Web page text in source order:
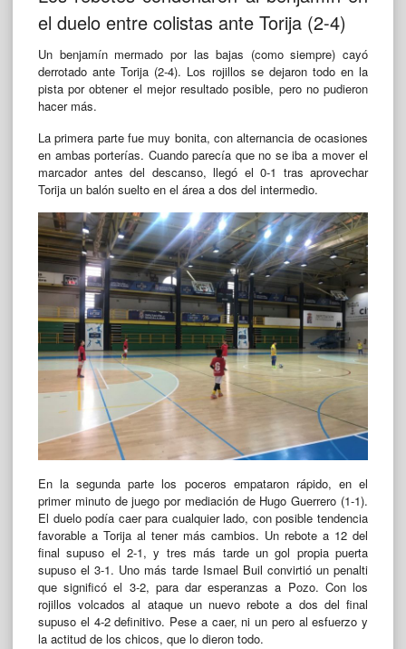
el duelo entre colistas ante Torija (2-4)
Un benjamín mermado por las bajas (como siempre) cayó
derrotado ante Torija (2-4). Los rojillos se dejaron todo en la
pista por obtener el mejor resultado posible, pero no pudieron
hacer más.
La primera parte fue muy bonita, con alternancia de ocasiones
en ambas porterías. Cuando parecía que no se iba a mover el
marcador antes del descanso, llegó el 0-1 tras aprovechar
Torija un balón suelto en el área a dos del intermedio.
En la segunda parte los poceros empataron rápido, en el
primer minuto de juego por mediación de Hugo Guerrero (1-1).
El duelo podía caer para cualquier lado, con posible tendencia
favorable a Torija al tener más cambios. Un rebote a 12 del
final supuso el 2-1, y tres más tarde un gol propia puerta
supuso el 3-1. Uno más tarde Ismael Buil convirtió un penalti
que significó el 3-2, para dar esperanzas a Pozo. Con los
rojillos volcados al ataque un nuevo rebote a dos del final
supuso el 4-2 definitivo. Pese a caer, ni un pero al esfuerzo y
la actitud de los chicos, que lo dieron todo.